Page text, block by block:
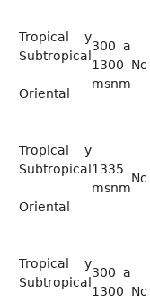
Tropical y
Subtropical
Oriental
300 a
1300
msnm
Tropical y
Subtropical
Oriental
1335
msnm
Tropical y
Subtropical
300 a
1300